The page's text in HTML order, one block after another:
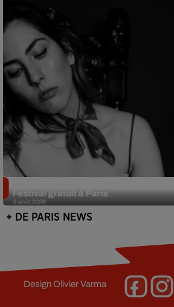
3 août 2026
Festival gratuit à Paris
+ DE PARIS NEWS
DesignOlivier Varma